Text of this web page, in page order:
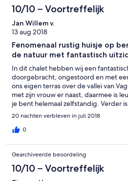
10/10 – Voortreffelijk
Jan Willem v.
13 aug 2018
Fenomenaal rustig huisje op
de natuur met fantastisch
In dit chalet hebben wij een
doorgebracht, ongestoord en met
ons eigen terras over de vallei van
met zijn vrouw er naast, daarmee is
je bent helemaal zelfstandig. Verder
omtrek, behalve de volgende dieren:
katten, kippen en de lieve Berner
Het chalet staat op een berghelling
bron. Bij grote droogte komt er
de eigenaar vult dan aan met
charmant ingericht en geschikt voor
kleine kinderen. Je hebt boven 4
20 nachten verbleven in juli 2018
0
Gearchiveerde beoordeling
10/10 – Voortreffelijk